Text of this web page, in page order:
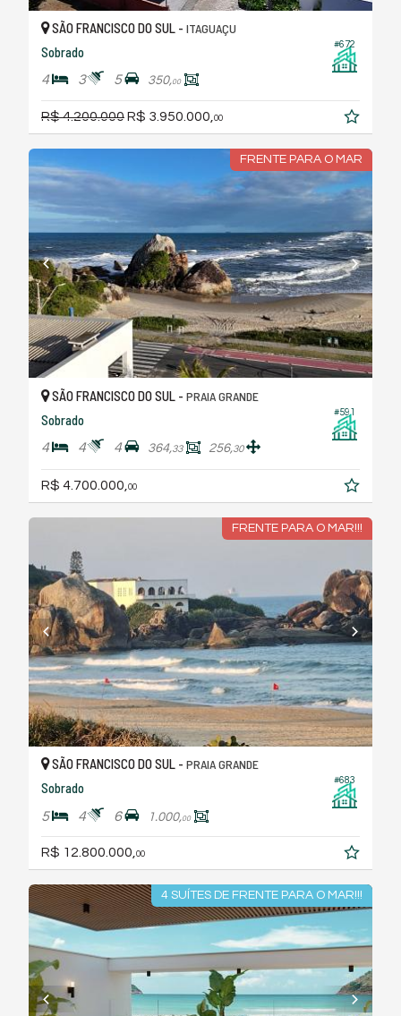
#672
SÃO FRANCISCO DO SUL - ITAGUAÇU
Sobrado
4 3 5 350,00
R$ 4.200.000R$ 3.950.000,00
FRENTE PARA O MAR
#591
SÃO FRANCISCO DO SUL - PRAIA GRANDE
Sobrado
4 4 4 364,33 256,30
R$ 4.700.000, 00
FRENTE PARA O MAR!!!
#683
SÃO FRANCISCO DO SUL - PRAIA GRANDE
Sobrado
5 4 6 1.000,00
R$ 12.800.000,00
4 SUÍTES DE FRENTE PARA O MAR!!!